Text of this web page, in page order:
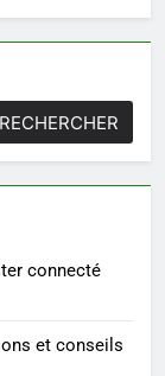
RECHERCHER
connecté
et conseils